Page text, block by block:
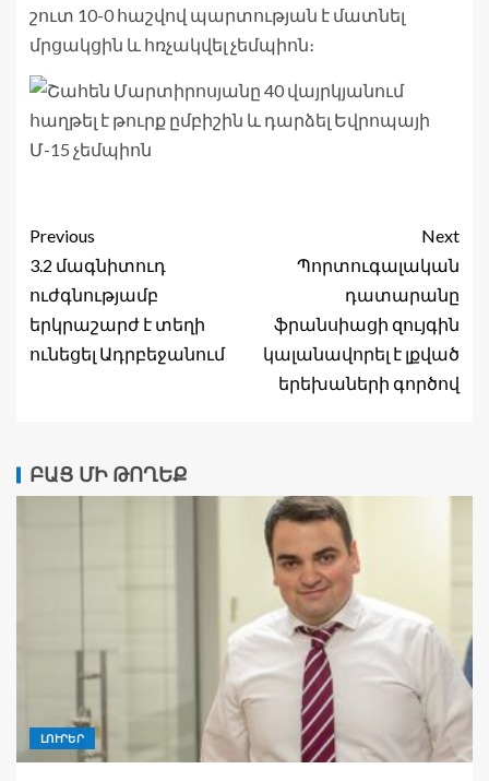
շուտ 10-0 հաշվով պարտության է մատնել
մրցակցին և հռչակվել չեմպիոն։
Previous
3.2 մագնիտուդ
ուժգնությամբ
երկրաշարժ է տեղի
ունեցել Ադրբեջանում
Next
Պորտուգալական
դատարանը
ֆրանսիացի զույգին
կալանավորել է լքված
երեխաների գործով
ԲԱՑ ՄԻ ԹՈՂԵՔ
ԼՈՒՐԵՐ